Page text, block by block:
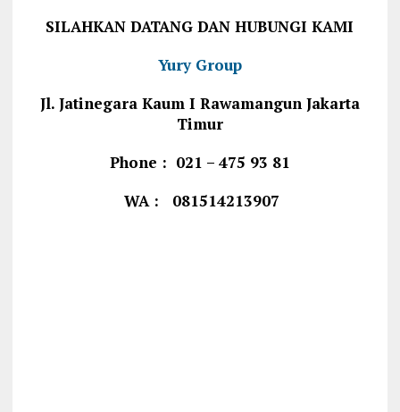
SILAHKAN DATANG DAN HUBUNGI KAMI
Yury Group
Jl. Jatinegara Kaum I Rawamangun Jakarta
Timur
Phone : 021 – 475 93 81
WA : 081514213907